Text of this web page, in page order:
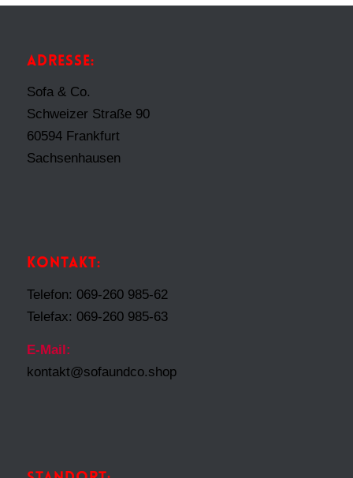
ADRESSE:
Sofa & Co.
Schweizer Straße 90
60594 Frankfurt
Sachsenhausen
KONTAKT:
Telefon: 069-260 985-62
Telefax: 069-260 985-63
E-Mail:
kontakt@sofaundco.shop